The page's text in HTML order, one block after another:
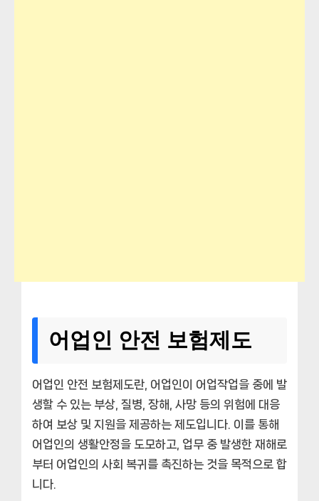
어업인 안전 보험제도
어업인 안전 보험제도란, 어업인이 어업작업을 중에 발
생할 수 있는 부상, 질병, 장해, 사망 등의 위험에 대응
하여 보상 및 지원을 제공하는 제도입니다. 이를 통해
어업인의 생활안정을 도모하고, 업무 중 발생한 재해로
부터 어업인의 사회 복귀를 촉진하는 것을 목적으로 합
니다.